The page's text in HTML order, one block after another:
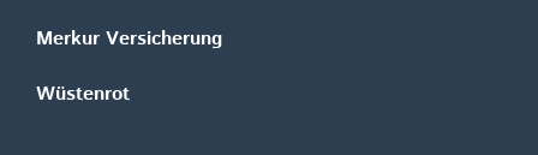
Merkur Versicherung
Wüstenrot